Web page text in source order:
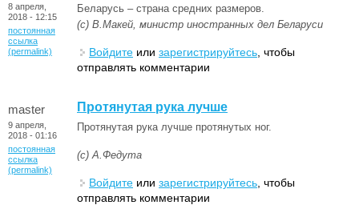
8 апреля,
2018 - 12:15
постоянная
ссылка
(permalink)
Беларусь – страна средних размеров.
(с) В.Макей, министр иностранных дел Беларуси
Войдите или зарегистрируйтесь , чтобы
отправлять комментарии
master
9 апреля,
2018 - 01:16
постоянная
ссылка
(permalink)
Протянутая рука лучше
Протянутая рука лучше протянутых ног.
(с) А.Федута
Войдите или зарегистрируйтесь , чтобы
отправлять комментарии